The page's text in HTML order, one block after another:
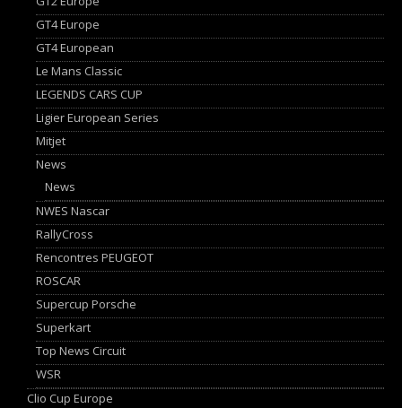
GT4 Europe
GT4 European
Le Mans Classic
LEGENDS CARS CUP
Ligier European Series
Mitjet
News
News
NWES Nascar
RallyCross
Rencontres PEUGEOT
ROSCAR
Supercup Porsche
Superkart
Top News Circuit
WSR
Clio Cup Europe